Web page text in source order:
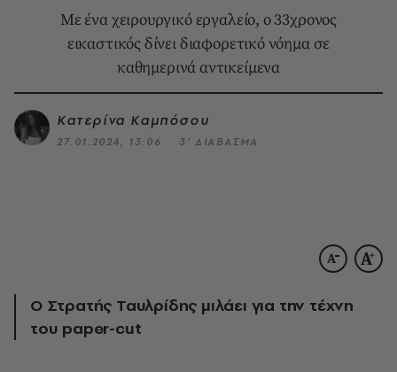
Με ένα χειρουργικό εργαλείο, ο 33χρονος
εικαστικός δίνει διαφορετικό νόημα σε
καθημερινά αντικείμενα
Κατερίνα Καμπόσου
27.01.2024, 13:06 3’ ΔΙΑΒΑΣΜΑ
Ο Στρατής Ταυλρίδης μιλάει για την τέχνη
του paper-cut